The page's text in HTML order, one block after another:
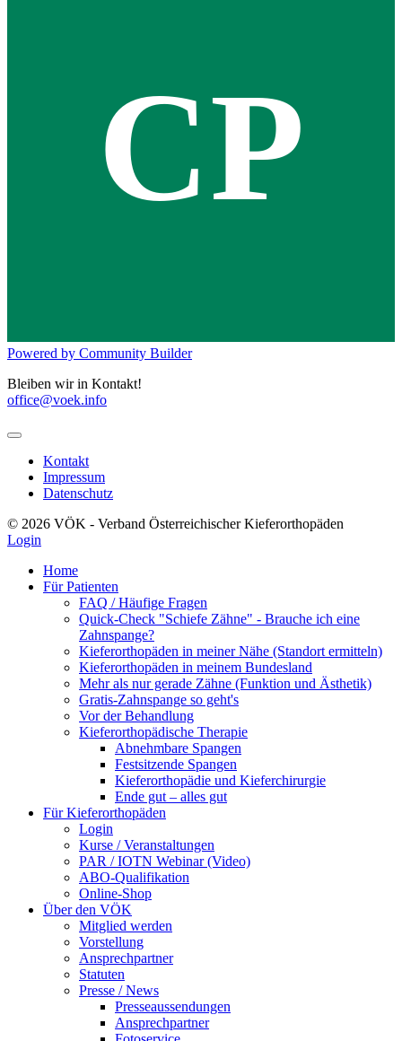
CP
Powered by Community Builder
Bleiben wir in Kontakt!
office@voek.info
Kontakt
Impressum
Datenschutz
© 2026 VÖK - Verband Österreichischer Kieferorthopäden
Login
Home
Für Patienten
FAQ / Häufige Fragen
Quick-Check "Schiefe Zähne" - Brauche ich eine
Zahnspange?
Kieferorthopäden in meiner Nähe (Standort ermitteln)
Kieferorthopäden in meinem Bundesland
Mehr als nur gerade Zähne (Funktion und Ästhetik)
Gratis-Zahnspange so geht's
Vor der Behandlung
Kieferorthopädische Therapie
Abnehmbare Spangen
Festsitzende Spangen
Kieferorthopädie und Kieferchirurgie
Ende gut – alles gut
Für Kieferorthopäden
Login
Kurse / Veranstaltungen
PAR / IOTN Webinar (Video)
ABO-Qualifikation
Online-Shop
Über den VÖK
Mitglied werden
Vorstellung
Ansprechpartner
Statuten
Presse / News
Presseaussendungen
Ansprechpartner